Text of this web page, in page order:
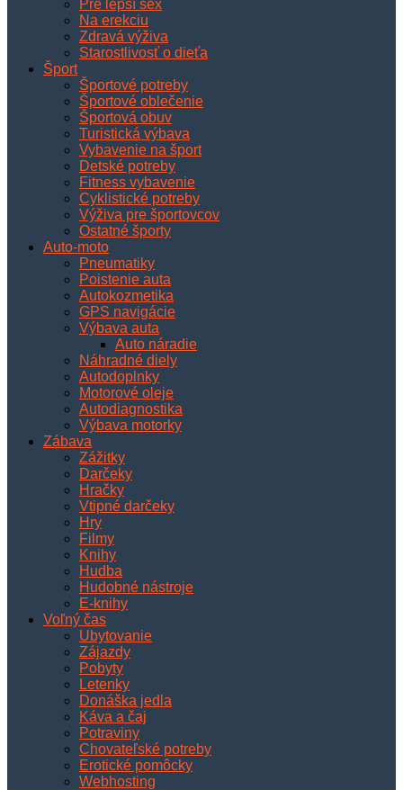
Pre lepší sex
Na erekciu
Zdravá výživa
Starostlivosť o dieťa
Šport
Športové potreby
Športové oblečenie
Športová obuv
Turistická výbava
Vybavenie na šport
Detské potreby
Fitness vybavenie
Cyklistické potreby
Výživa pre športovcov
Ostatné športy
Auto-moto
Pneumatiky
Poistenie auta
Autokozmetika
GPS navigácie
Výbava auta
Auto náradie
Náhradné diely
Autodoplnky
Motorové oleje
Autodiagnostika
Výbava motorky
Zábava
Zážitky
Darčeky
Hračky
Vtipné darčeky
Hry
Filmy
Knihy
Hudba
Hudobné nástroje
E-knihy
Voľný čas
Ubytovanie
Zájazdy
Pobyty
Letenky
Donáška jedla
Káva a čaj
Potraviny
Chovateľské potreby
Erotické pomôcky
Webhosting